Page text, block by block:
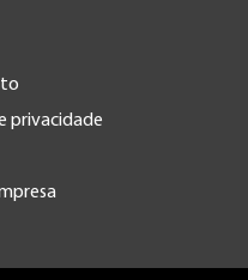
privacidade